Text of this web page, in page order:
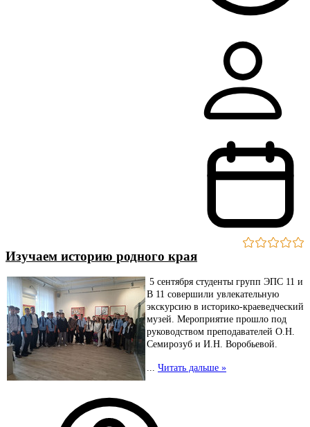
Изучаем историю родного края
5 сентября студенты групп ЭПС 11 и
В 11 совершили увлекательную
экскурсию в историко-краеведческий
музей. Мероприятие прошло под
руководством преподавателей О.Н.
Семирозуб и И.Н. Воробьевой.
... Читать дальше »